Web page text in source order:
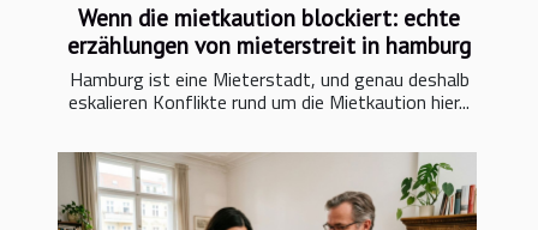
Wenn die mietkaution blockiert: echte
erzählungen von mieterstreit in hamburg
Hamburg ist eine Mieterstadt, und genau deshalb
eskalieren Konflikte rund um die Mietkaution hier...